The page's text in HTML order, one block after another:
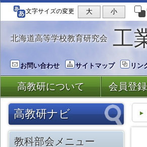
文字サイズの変更 大 小
北海道高等学校教育研究会 工
お問い合わせ サイトマップ リン
高教研について 会員登
高教研ナビ
地区支部一覧
教科部会メニュー